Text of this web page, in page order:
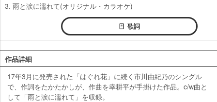
3. 雨と涙に濡れて(オリジナル・カラオケ)
歌詞
作品詳細
17年3月に発売された「はぐれ花」に続く市川由紀乃のシングル
で、作詞をたかたかしが、作曲を幸耕平が手掛けた作品。c/w曲と
して「雨と涙に濡れて」を収録。